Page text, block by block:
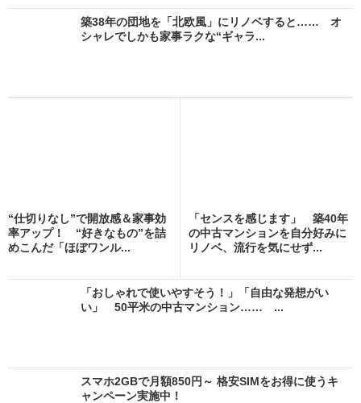
築38年の団地を「北欧風」にリノベすると…… オ
シャレでしかも家事ラクな“ギャラ...
“仕切りなし”で開放感＆家事効
率アップ！ “好きなもの”を詰
めこんだ「ほぼワンル...
「センスを感じます」 築40年
の中古マンションを自分好みに
リノベ、流行を気にせず...
「おしゃれで使いやすそう！」「自由な発想がい
い」 50平米の中古マンション…… ...
スマホ2GBで月額850円～ 格安SIMをお得に使うキ
ャンペーン実施中！